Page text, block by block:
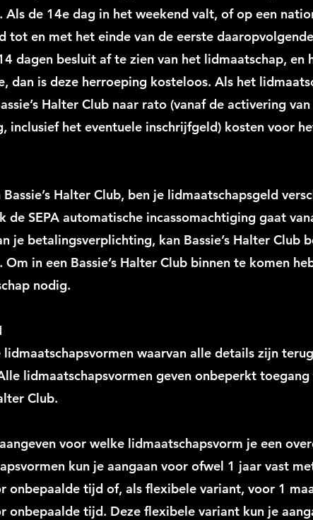
. Als de 14e dag in het weekend valt, of op een
tot en met het einde van de eerste
dagen besluit af te zien van het lidmaatschap, en
dan is deze herroeping kosteloos. Als het
Halter Club naar rato (vanaf de activering
inclusief het eventuele inschrijfgeld) kosten voor
Halter Club, ben je lidmaatschapsgeld
de SEPA automatische incassomachtiging gaat
je betalingsverplichting, kan Bassie’s Halter Club
in een Bassie’s Halter Club binnen te komen
nodig.
waarvan alle details zijn
lidmaatschapsvormen geven onbeperkt
Club.
voor welke lidmaatschapsvorm je een
kun je aangaan voor ofwel 1 jaar vast
onbepaalde tijd of, als flexibele variant, voor 1
onbepaalde tijd. Deze flexibele variant kun je